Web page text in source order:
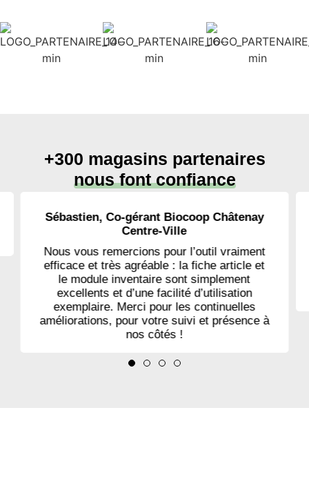
+300 magasins partenaires
nous font confiance
Sébastien, Co-gérant Biocoop Châtenay
Centre-Ville
Nous vous remercions pour l’outil vraiment
efficace et très agréable : la fiche article et
le module inventaire sont simplement
excellents et d’une facilité d’utilisation
exemplaire. Merci pour les continuelles
améliorations, pour votre suivi et présence à
nos côtés !